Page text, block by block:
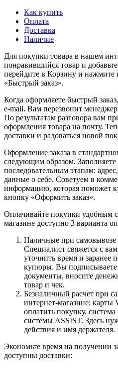
Как купить
Оплата
Доставка
Наличие
Для покупки товара в нашем
понравившийся товар и
перейдите в Корзину и нажмите
«Быстрый заказ».
Когда оформляете быстрый
e-mail. Вам перезвонит менеджер
По результатам разговора вам
оформления товара на почту.
доставки и радоваться новой
Оформление заказа в
следующим образом.
последовательным этапам:
данные о себе. Советуем в
информацию, которая поможет
кнопку «Оформить заказ».
Оплачивайте покупки удобным
магазине доступно 3 варианта
Наличные при самовывозе
Специалист свяжется с
уточнить время и заранее
купюры. Вы подписываете
документы, вносите
товар и чек.
Безналичный расчет при
интернет-магазине: карты
оплатить покупку,
системы ASSIST. Здесь
действия и имя держателя.
Экономьте время на получении
доступны доставки: